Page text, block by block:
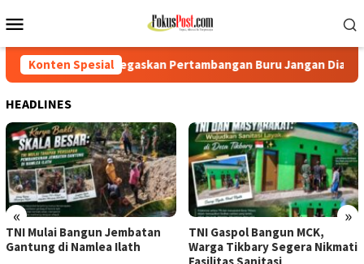
ke
Mobile
Konten Spesial
Pertambangan Buru Jangan Dianaktirikan TNI
HEADLINES
« »
TNI Mulai Bangun Jembatan
Gantung di Namlea Ilath
TNI Gaspol Bangun MCK,
Warga Tikbary Segera Nikmati